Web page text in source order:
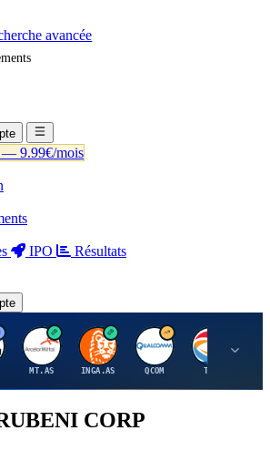
avancée
— 9.99€/mois
IPO
Résultats
A
MT.AS
I
INGA.AS
Q
QCOM
T
TTE
CORP